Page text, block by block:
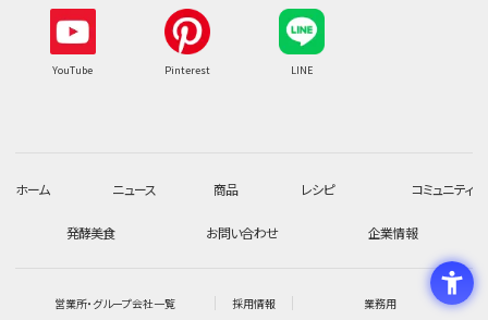
YouTube Pinterest LINE
ホーム ニュース 商品 レシピ コミュニティ
発酵美食 お問い合わせ 企業情報
営業所・グループ会社一覧 採用情報 業務用